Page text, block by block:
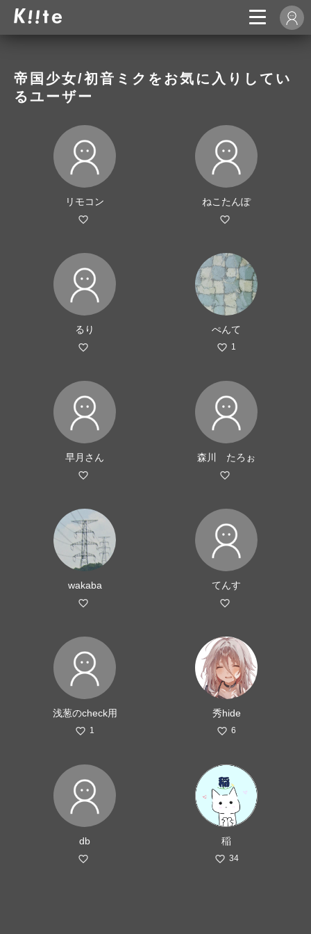
帝国少女/初音ミクをお気に入りしてい
るユーザー
リモコン ねこたんぽ
るり ぺんて
1
早月さん 森川 たろぉ
wakaba てんす
浅葱のcheck用
1
秀hide
6
db 稲
34